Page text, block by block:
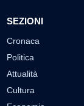
SEZIONI
Cronaca
Politica
Attualità
Cultura